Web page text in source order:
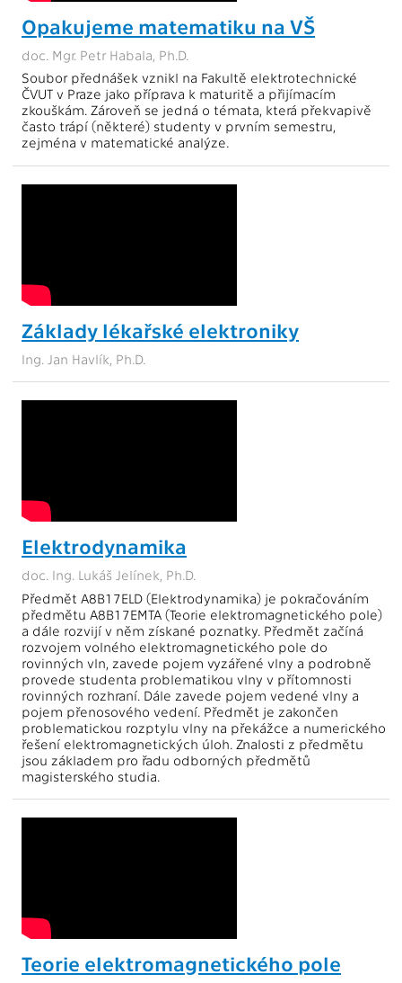
Opakujeme matematiku na VŠ
doc. Mgr. Petr Habala, Ph.D.
Soubor přednášek vznikl na Fakultě elektrotechnické
ČVUT v Praze jako příprava k maturitě a přijímacím
zkouškám. Zároveň se jedná o témata, která překvapivě
často trápí (některé) studenty v prvním semestru,
zejména v matematické analýze.
Základy lékařské elektroniky
Ing. Jan Havlík, Ph.D.
Elektrodynamika
doc. Ing. Lukáš Jelínek, Ph.D.
Předmět A8B17ELD (Elektrodynamika) je pokračováním
předmětu A8B17EMTA (Teorie elektromagnetického pole)
a dále rozvijí v něm získané poznatky. Předmět začíná
rozvojem volného elektromagnetického pole do
rovinných vln, zavede pojem vyzářené vlny a podrobně
provede studenta problematikou vlny v přítomnosti
rovinných rozhraní. Dále zavede pojem vedené vlny a
pojem přenosového vedení. Předmět je zakončen
problematickou rozptylu vlny na překážce a numerického
řešení elektromagnetických úloh. Znalosti z předmětu
jsou základem pro řadu odborných předmětů
magisterského studia.
Teorie elektromagnetického pole